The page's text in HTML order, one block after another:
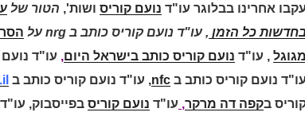
עקבו אחרינו בבלוגר עו"ד נועם קוריס ושות', הטור של
כל הזמן , עו"ד נועם קוריס כותב ב nrg על
מגוגל , עו"ד נועם קוריס כותב בישראל היום, עו"ד
עו"ד נועם קוריס כותב ב nfc
, עו"ד נועם קוריס כותב ב
בקפה דה מרקר, עו"ד נועם קוריס בפייסבוק, עו"ד